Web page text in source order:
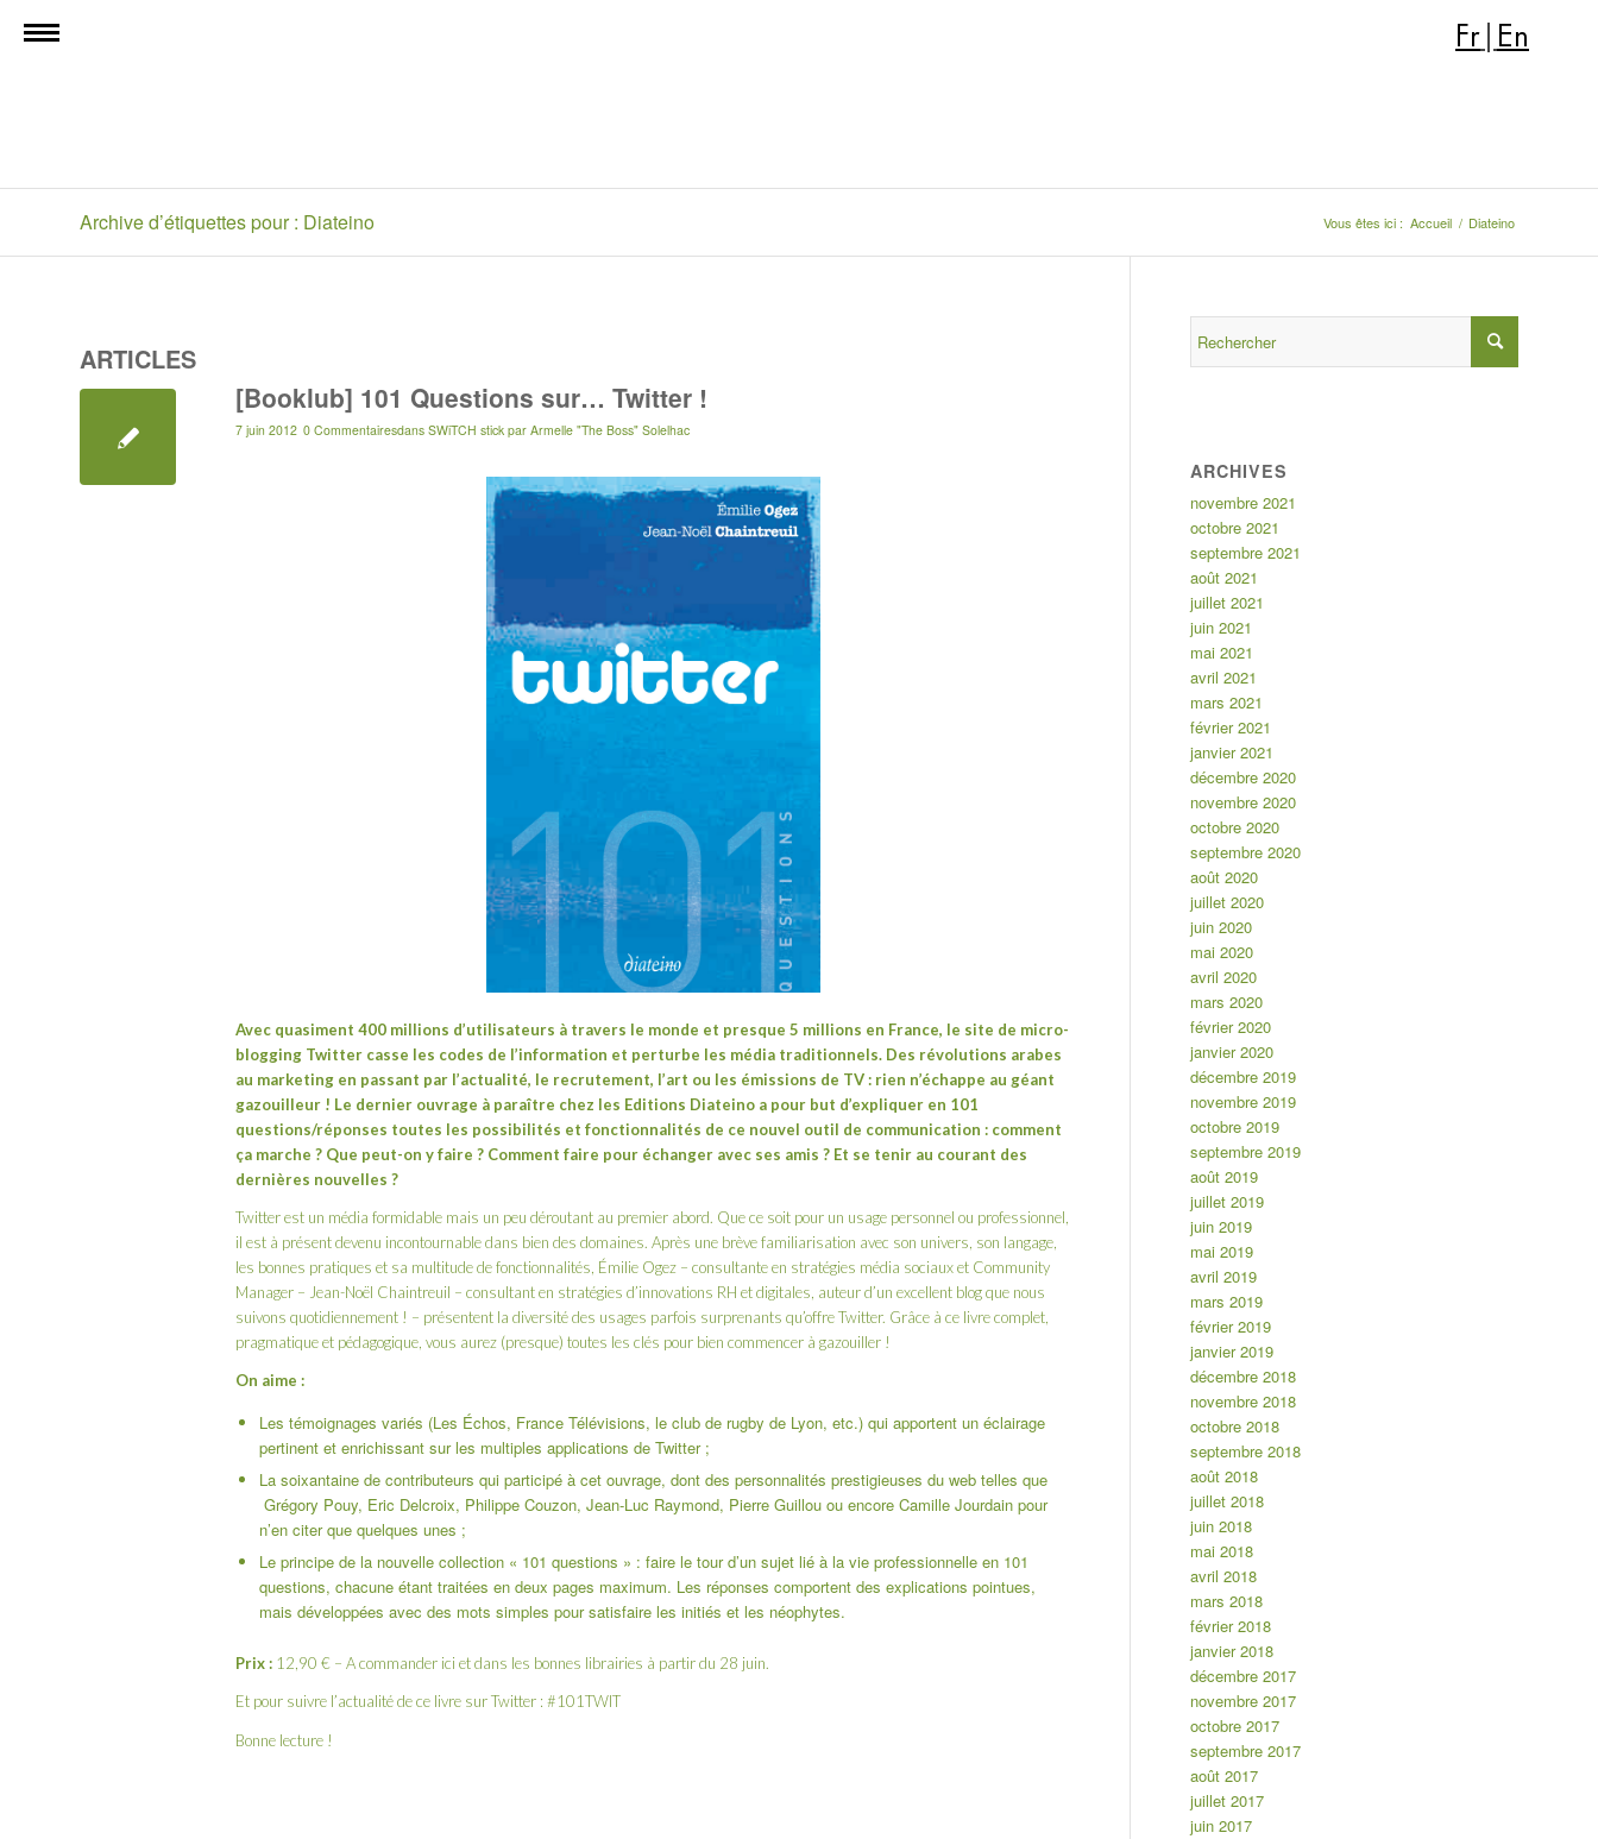
Fr En
Archive d’étiquettes pour : Diateino Vous êtes ici : Accueil / Diateino
ARTICLES
[Booklub] 101 Questions sur… Twitter !
7 juin 2012 0 Commentairesdans SWiTCH stick par Armelle "The Boss" Solelhac
Avec quasiment 400 millions d’utilisateurs à travers le monde et presque 5 millions en France, le site de micro-
blogging Twitter casse les codes de l’information et perturbe les média traditionnels. Des révolutions arabes
au marketing en passant par l’actualité, le recrutement, l’art ou les émissions de TV : rien n’échappe au géant
gazouilleur ! Le dernier ouvrage à paraître chez les Editions Diateino a pour but d’expliquer en 101
questions/réponses toutes les possibilités et fonctionnalités de ce nouvel outil de communication : comment
ça marche ? Que peut-on y faire ? Comment faire pour échanger avec ses amis ? Et se tenir au courant des
dernières nouvelles ?
Twitter est un média formidable mais un peu déroutant au premier abord. Que ce soit pour un usage personnel ou professionnel,
il est à présent devenu incontournable dans bien des domaines. Après une brève familiarisation avec son univers, son langage,
les bonnes pratiques et sa multitude de fonctionnalités, Émilie Ogez – consultante en stratégies média sociaux et Community
Manager – Jean-Noël Chaintreuil – consultant en stratégies d’innovations RH et digitales, auteur d’un excellent blogque nous
suivons quotidiennement ! – présentent la diversité des usages parfois surprenants qu’offre Twitter. Grâce à ce livre complet,
pragmatique et pédagogique, vous aurez (presque) toutes les clés pour bien commencer à gazouiller !
On aime :
Les témoignages variés (Les Échos, France Télévisions, le club de rugby de Lyon, etc.) qui apportent un éclairage
pertinent et enrichissant sur les multiples applications de Twitter ;
La soixantaine de contributeurs qui participé à cet ouvrage, dont des personnalités prestigieuses du web telles que
Grégory Pouy, Eric Delcroix, Philippe Couzon, Jean-Luc Raymond, Pierre Guillou ou encore Camille Jourdain pour
n’en citer que quelques unes ;
Le principe de la nouvelle collection « 101 questions » : faire le tour d’un sujet lié à la vie professionnelle en 101
questions, chacune étant traitées en deux pages maximum. Les réponses comportent des explications pointues,
mais développées avec des mots simples pour satisfaire les initiés et les néophytes.
Prix : 12,90 € – A commander ici et dans les bonnes librairies à partir du 28 juin.
Et pour suivre l’actualité de ce livre sur Twitter : #101TWIT
Bonne lecture !
ARCHIVES
novembre 2021
octobre 2021
septembre 2021
août 2021
juillet 2021
juin 2021
mai 2021
avril 2021
mars 2021
février 2021
janvier 2021
décembre 2020
novembre 2020
octobre 2020
septembre 2020
août 2020
juillet 2020
juin 2020
mai 2020
avril 2020
mars 2020
février 2020
janvier 2020
décembre 2019
novembre 2019
octobre 2019
septembre 2019
août 2019
juillet 2019
juin 2019
mai 2019
avril 2019
mars 2019
février 2019
janvier 2019
décembre 2018
novembre 2018
octobre 2018
septembre 2018
août 2018
juillet 2018
juin 2018
mai 2018
avril 2018
mars 2018
février 2018
janvier 2018
décembre 2017
novembre 2017
octobre 2017
septembre 2017
août 2017
juillet 2017
juin 2017